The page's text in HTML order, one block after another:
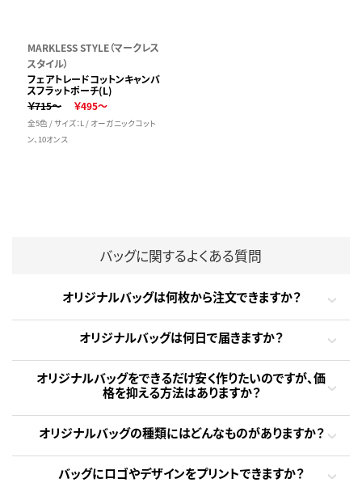
MARKLESS STYLE（マークレス
スタイル）
フェアトレードコットンキャンバ
スフラットポーチ(L)
￥715～
￥495～
全5色 / サイズ：L / オーガニックコット
ン、10オンス
バッグに関するよくある質問
オリジナルバッグは何枚から注文できますか？
オリジナルバッグは何日で届きますか？
オリジナルバッグをできるだけ安く作りたいのですが、価
格を抑える方法はありますか？
オリジナルバッグの種類にはどんなものがありますか？
バッグにロゴやデザインをプリントできますか？